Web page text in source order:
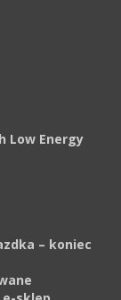
Low Energy
– koniec